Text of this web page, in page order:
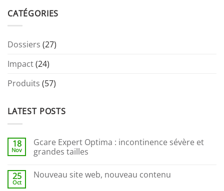
CATÉGORIES
Dossiers (27)
Impact(24)
Produits (57)
LATEST POSTS
18
Nov
Gcare Expert Optima : incontinence sévère et
grandes tailles
25
Oct
Nouveau site web, nouveau contenu